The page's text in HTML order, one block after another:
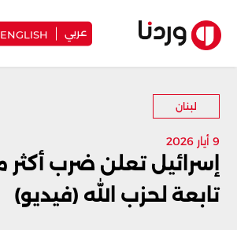
عربي ENGLISH
لبنان
9 أيار 2026
تابعة لحزب الله (فيديو)